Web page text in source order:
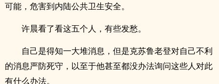
可能，危害到内陆公共卫生安全。
许晨看了看这五个人，有些发愁。
自己是得知一大堆消息，但是克苏鲁老登对自己不利
的消息严防死守，以至于他甚至都没办法询问这些人对此
有什么办法。